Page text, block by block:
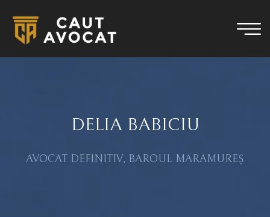
DELIA BABICIU
AVOCAT DEFINITIV, BAROUL MARAMUREȘ